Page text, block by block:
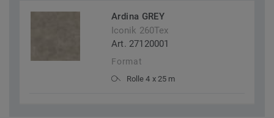
Ardina GREY
Iconik 260Tex
Art. 27120001
Format
Rolle 4 x 25 m